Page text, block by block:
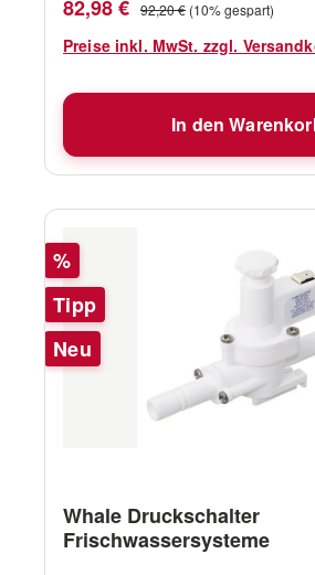
82,98 € 92,20 € (10% gespart)
Preise inkl. MwSt. zzgl.
In den
Rabatt
%
Tipp
Neu
Whale Druckschalter
Frischwassersysteme